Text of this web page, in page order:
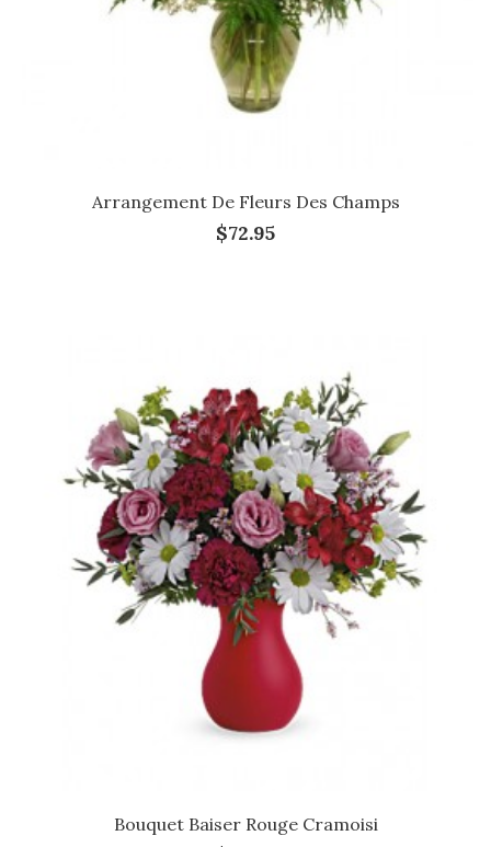
Arrangement De Fleurs Des Champs
$72.95
Bouquet Baiser Rouge Cramoisi